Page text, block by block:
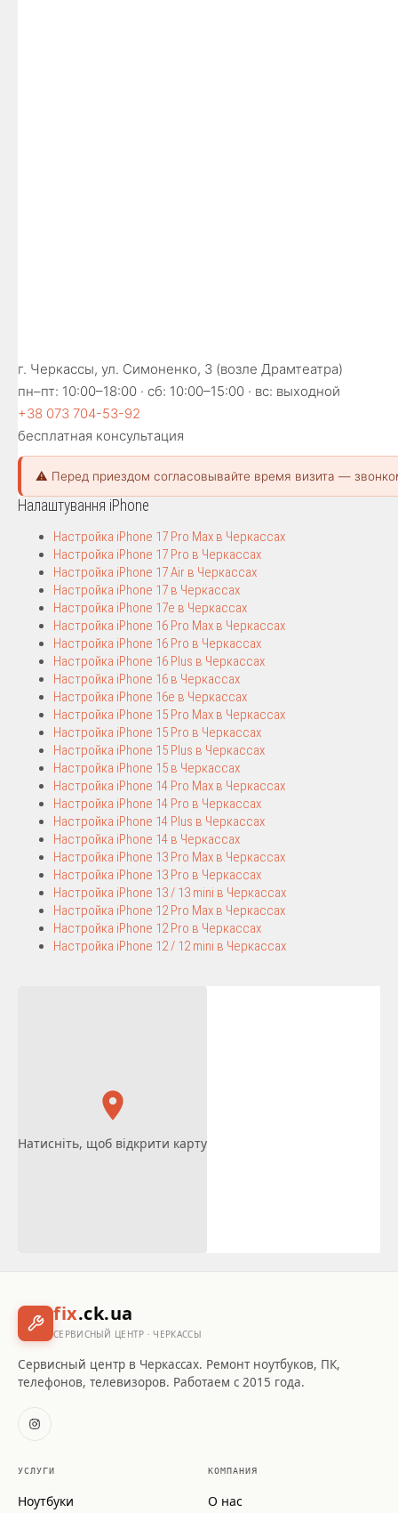
г. Черкассы, ул. Симоненко, 3 (возле Драмтеатра)
пн–пт: 10:00–18:00 · сб: 10:00–15:00 · вс: выходной
+38 073 704-53-92
бесплатная консультация
⚠️ Перед приездом согласовывайте время визита —
Налаштування iPhone
Настройка iPhone 17 Pro Max в Черкассах
Настройка iPhone 17 Pro в Черкассах
Настройка iPhone 17 Air в Черкассах
Настройка iPhone 17 в Черкассах
Настройка iPhone 17e в Черкассах
Настройка iPhone 16 Pro Max в Черкассах
Настройка iPhone 16 Pro в Черкассах
Настройка iPhone 16 Plus в Черкассах
Настройка iPhone 16 в Черкассах
Настройка iPhone 16e в Черкассах
Настройка iPhone 15 Pro Max в Черкассах
Настройка iPhone 15 Pro в Черкассах
Настройка iPhone 15 Plus в Черкассах
Настройка iPhone 15 в Черкассах
Настройка iPhone 14 Pro Max в Черкассах
Настройка iPhone 14 Pro в Черкассах
Настройка iPhone 14 Plus в Черкассах
Настройка iPhone 14 в Черкассах
Настройка iPhone 13 Pro Max в Черкассах
Настройка iPhone 13 Pro в Черкассах
Настройка iPhone 13 / 13 mini в Черкассах
Настройка iPhone 12 Pro Max в Черкассах
Настройка iPhone 12 Pro в Черкассах
Настройка iPhone 12 / 12 mini в Черкассах
Натисніть, щоб відкрити карту
fix.ck.ua
СЕРВИСНЫЙ ЦЕНТР · ЧЕРКАССЫ
Сервисный центр в Черкассах. Ремонт ноутбуков, ПК,
телефонов, телевизоров. Работаем с 2015 года.
УСЛУГИ
Ноутбуки
КОМПАНИЯ
О нас